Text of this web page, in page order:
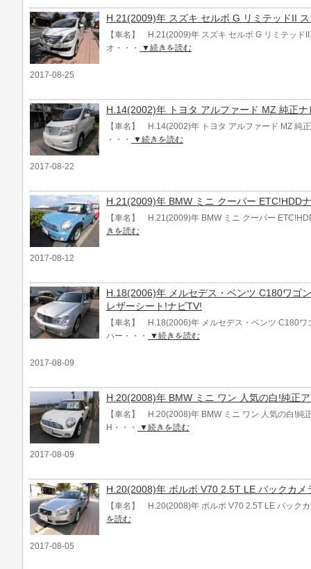
H.21(2009)年 スズキ セルボ G リミテッドII
【車名】 H.21(2009)年 スズキ セルボ G リミテッド
オ・・・
▼続きを読む
2017-08-25
H.14(2002)年 トヨタ アルファード MZ 純正
【車名】 H.14(2002)年 トヨタ アルファード MZ 純
・・・
▼続きを読む
2017-08-22
H.21(2009)年 BMW ミニ クーパー ETC!HDD
【車名】 H.21(2009)年 BMW ミニ クーパー
きを読む
2017-08-12
H.18(2006)年 メルセデス・ベンツ C180ワゴ
レザーシート!ナビTV!
【車名】 H.18(2006)年 メルセデス・ベンツ C180ワ
ハー・・・
▼続きを読む
2017-08-09
H.20(2008)年 BMW ミニ ワン 人気の白!純正
【車名】 H.20(2008)年 BMW ミニ ワン 人気の白!
H・・・
▼続きを読む
2017-08-09
H.20(2008)年 ボルボ V70 2.5T LE バックカメ
【車名】 H.20(2008)年 ボルボ V70 2.5T LE バック
を読む
2017-08-05